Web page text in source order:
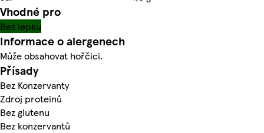
Vhodné pro
Bez lepku
Informace o alergenech
Může obsahovat hořčici.
Přísady
Bez Konzervanty
Zdroj proteinů
Bez glutenu
Bez konzervantů